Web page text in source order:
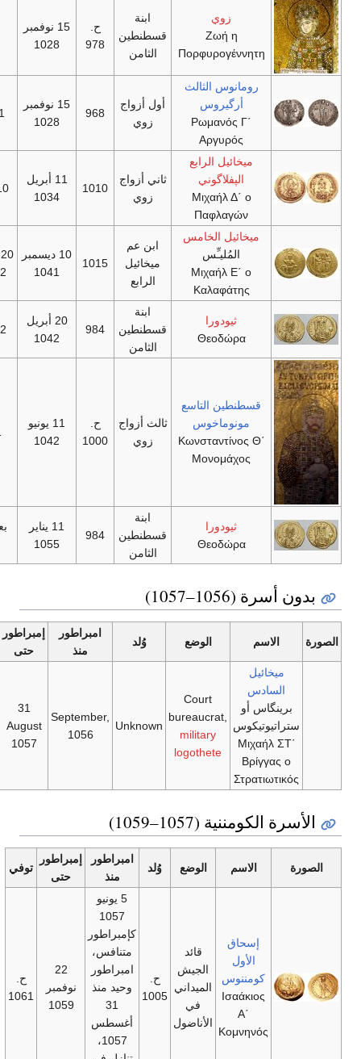
زوي
Ζωή η
Πορφυρογέννητη
ابنة
قسطنطين
الثامن
1028
يونيو 1050
أرگيروس
Ρωμανός Γ΄
أول أزواج
زوي
15 نوفمبر
1028
الپفلاگوني
Μιχαήλ Δ΄ ο
ثاني أزواج
زوي
11 أبريل
1034
10 ديسمبر 1041
المُليـِّس
Μιχαήλ Ε΄ ο
ابن عم
ميخائيل
الرابع
10 ديسمبر
1041
20 أبريل
1042
أغسطس
ثيودورا
Θεοδώρα
قسطنطين
الثامن
984
1042
أغسطس
قسطنطين التاسع
مونوماخوس
Κωνσταντίνος Θ΄
Μονομάχος
ثالث أزواج
زوي
1000
11 يونيو
1042
ثيودورا
Θεοδώρα
قسطنطين
الثامن
984
1055
بعد 31 أغسطس
1056
(1056–1057)
الاسم الوضع
امبراطور
إمبراطور
توفي
Court
bureaucrat,
military
logothete
Unknown
September,
August
c.
1059
(1057–1059)
الاسم وُلد
امبراطور
منذ
إمبراطور
حتى
توفي
كومننوس
Ισαάκιος
الجيش
الميداني
في
ح.
1005
متنافس،
امبراطور
وحيد منذ
31
أغسطس
نوفمبر
ح.
1061